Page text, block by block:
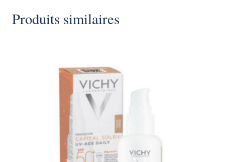
Produits similaires